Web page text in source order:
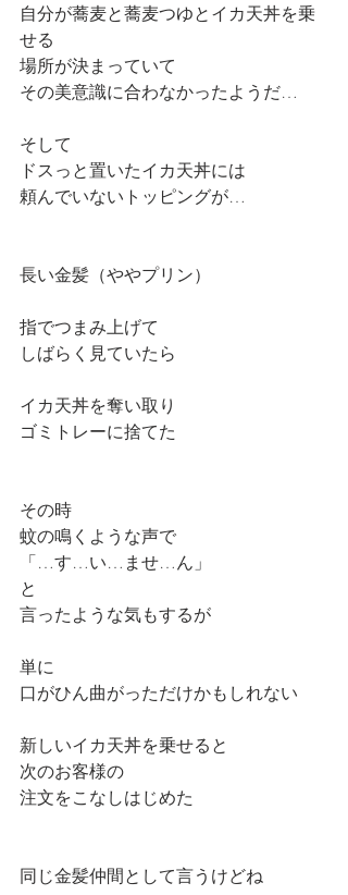
自分が蕎麦と蕎麦つゆとイカ天丼を乗
せる
場所が決まっていて
その美意識に合わなかったようだ…
そして
ドスっと置いたイカ天丼には
頼んでいないトッピングが…
長い金髪（ややプリン）
指でつまみ上げて
しばらく見ていたら
イカ天丼を奪い取り
ゴミトレーに捨てた
その時
蚊の鳴くような声で
「…す…い…ませ…ん」
と
言ったような気もするが
単に
口がひん曲がっただけかもしれない
新しいイカ天丼を乗せると
次のお客様の
注文をこなしはじめた
同じ金髪仲間として言うけどね